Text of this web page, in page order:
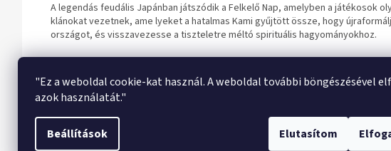
"Ez a weboldal cookie-kat használ. A weboldal további böngészésével
azok használatát."
Beállítások Elutasítom
A legendás feudális Japánban játszódik a Felkelő Nap, amelyben a játékosok
klánokat vezetnek, ame lyeket a hatalmas Kami gyűjtött össze, hogy
országot, és visszavezesse a tiszteletre méltó spirituális hagyományokhoz.
Minden klán az egyedi képességeit használva terjeszti ki erőit a
emel, betakarítja a termést – és harcol a többi klán ellen. Ahogy a tavaszt
nyarat pedig az ősz, a játékosok fejleszthetik klánjukat úgy a stratégia, mint az
terén, és akár még a legendák szörnyeit is segítségül hívhatják az ügyükhöz. A
bölcsen tennék, ha imádkoznának az istenekhez, mivel minden kami nagyon
képességeket adhat nekik. A diplomácia azonban még erősebb eszköz lehet,
klánok kölcsönösen előnyös szövetségeket köthetnek, és egyeztethetik az